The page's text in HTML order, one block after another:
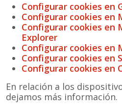
Configurar cookies en
Configurar cookies en
Configurar cookies en
Explorer
Configurar cookies en
Configurar cookies en
Configurar cookies en
En relación a los
dejamos más información.